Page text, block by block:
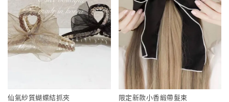
仙氣紗質蝴蝶結抓夾
限定新款小香緞帶髮束